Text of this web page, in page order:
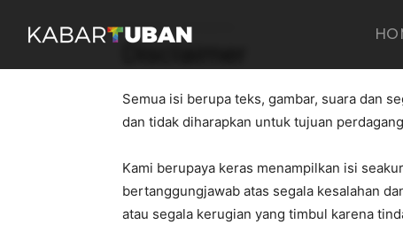
Beranda Disclaimer
Disclaimer
Semua isi berupa teks, gambar, suara dan
dan tidak diharapkan untuk tujuan
Kami berupaya keras menampilkan isi
bertanggungjawab atas segala kesalahan
atau segala kerugian yang timbul karena